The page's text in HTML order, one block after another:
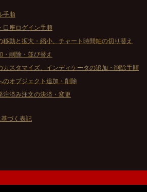
手順
座ログイン手順
動と拡大・縮小、チャート時間軸の切り替え
削除・並び替え
スタマイズ、インディケータの追加・削除手順
オブジェクト追加・削除
済み注文の決済・変更
づく表記